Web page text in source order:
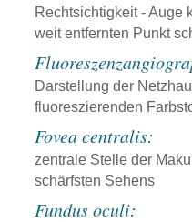
Rechtsichtigkeit - Auge
weit entfernten Punkt
Darstellung der
fluoreszierenden
Fovea centralis:
zentrale Stelle der
schärfsten Sehens
Fundus oculi: